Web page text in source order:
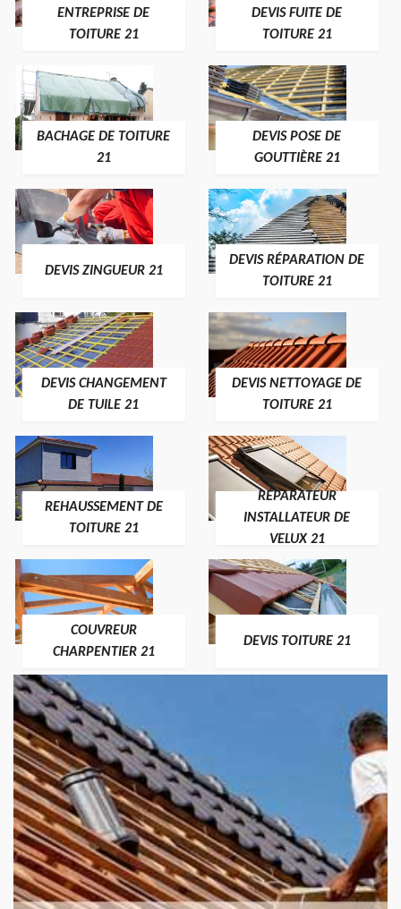
ENTREPRISE DE
TOITURE 21
DEVIS FUITE DE
TOITURE 21
BACHAGE DE TOITURE
21
DEVIS POSE DE
GOUTTIÈRE 21
DEVIS ZINGUEUR 21
DEVIS RÉPARATION DE
TOITURE 21
DEVIS CHANGEMENT
DE TUILE 21
DEVIS NETTOYAGE DE
TOITURE 21
REHAUSSEMENT DE
TOITURE 21
RÉPARATEUR
INSTALLATEUR DE
VELUX 21
COUVREUR
CHARPENTIER 21
DEVIS TOITURE 21